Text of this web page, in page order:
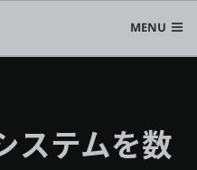
MENU
ステムを数